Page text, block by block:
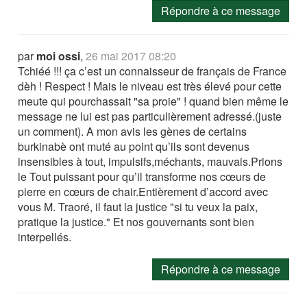
Répondre à ce message
parmoi ossi,26 mai 2017 08:20
Tchiéé !!! ça c’est un connaisseur de français de France
dèh ! Respect ! Mais le niveau est très élevé pour cette
meute qui pourchassait "sa proie" ! quand bien même le
message ne lui est pas particulièrement adressé.(juste
un comment). A mon avis les gènes de certains
burkinabè ont muté au point qu’ils sont devenus
insensibles à tout, impulsifs,méchants, mauvais.Prions
le Tout puissant pour qu’il transforme nos cœurs de
pierre en cœurs de chair.Entièrement d’accord avec
vous M. Traoré, il faut la justice "si tu veux la paix,
pratique la justice." Et nos gouvernants sont bien
interpellés.
Répondre à ce message